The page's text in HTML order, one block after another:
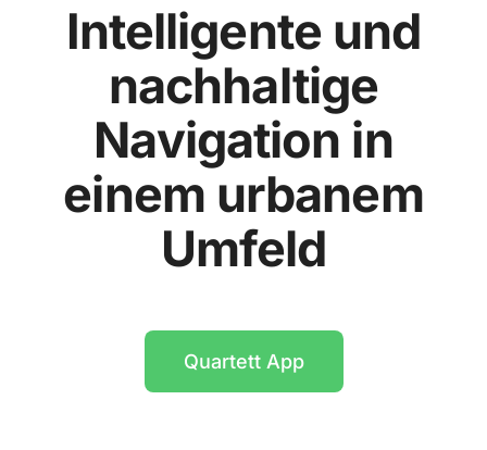
Intelligente und
nachhaltige
Navigation in
einem urbanem
Umfeld
Quartett App